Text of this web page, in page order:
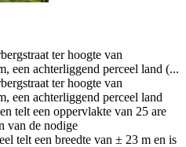
ter hoogte van
een achterliggend perceel land (...
ter hoogte van
een achterliggend perceel land
telt een oppervlakte van 25 are
van de nodige
telt een breedte van ± 23 m en is